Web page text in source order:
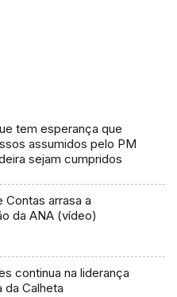
tem esperança que
assumidos pelo PM
sejam cumpridos
Contas arrasa a
da ANA (vídeo)
continua na liderança
da Calheta